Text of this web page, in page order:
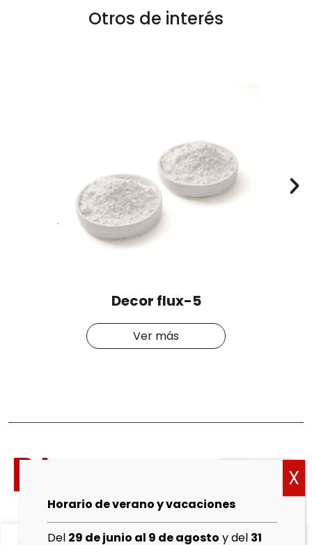
Otros de interés
Decor flux-5
Ver más
cookies
Aviso
Horario de verano y vacaciones
Del 29 de junio al 9 de agosto y del 31